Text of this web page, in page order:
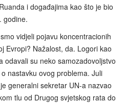
i događajima kao što je bio
godine.
vidjeli pojavu koncentracionih
Evropi? Nažalost, da. Logori kao
odavali su neko samozadovoljstvo
nastavku ovog problema. Juli
generalni sekretar UN-a nazvao
tlu od Drugog svjetskog rata do